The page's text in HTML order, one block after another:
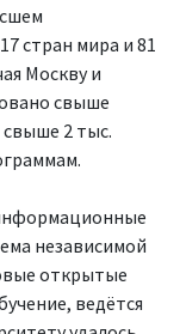
стран мира и 81
Москву и
свыше
2 тыс.
независимой
открытые
ведётся